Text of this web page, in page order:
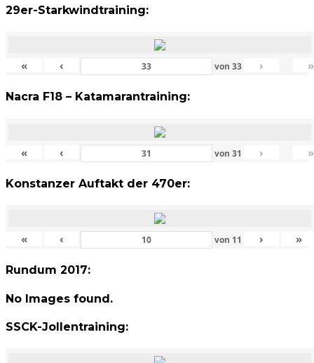
29er-Starkwindtraining:
« ‹ von33 › »
Nacra F18 – Katamarantraining:
« ‹ von31 › »
Konstanzer Auftakt der 470er:
« ‹ von 11 › »
Rundum 2017:
No Images found.
SSCK-Jollentraining: